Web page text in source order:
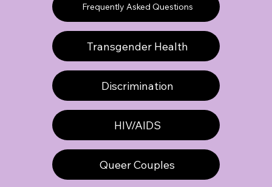
Frequently Asked Questions
Transgender Health
Discrimination
HIV/AIDS
Queer Couples